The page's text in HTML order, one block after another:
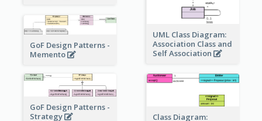
UML Class Diagram:
Association Class and
Self Association
GoF Design Patterns -
Memento
GoF Design Patterns -
Strategy
Class Diagram: